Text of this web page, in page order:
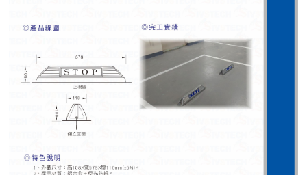
監控系統系列
影視對講整合系統系列
數位看板系列